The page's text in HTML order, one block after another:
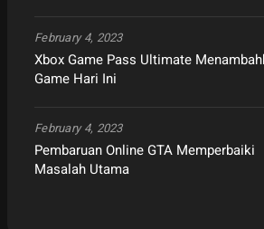
Xbox Game Pass Ultimate
Game Hari Ini
February 4, 2023
Pembaruan Online GTA Memperbaiki
Masalah Utama
February 4, 2023